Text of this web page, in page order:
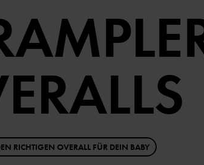
RICHTIGEN OVERALL FÜR DEIN BABY